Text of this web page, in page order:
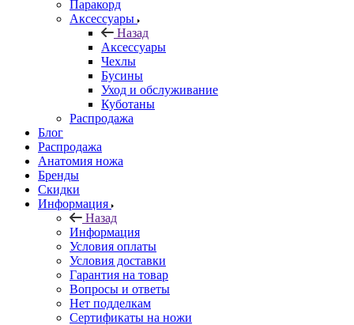
Паракорд
Аксессуары
Назад
Аксессуары
Чехлы
Бусины
Уход и обслуживание
Куботаны
Распродажа
Блог
Распродажа
Анатомия ножа
Бренды
Скидки
Информация
Назад
Информация
Условия оплаты
Условия доставки
Гарантия на товар
Вопросы и ответы
Нет подделкам
Сертификаты на ножи